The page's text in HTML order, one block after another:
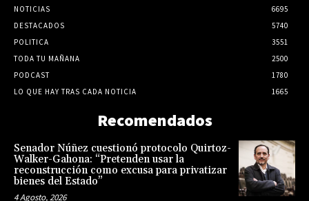
NOTICIAS
6695
DESTACADOS
5740
POLITICA
3551
TODA TU MAÑANA
2500
PODCAST
1780
LO QUE HAY TRAS CADA NOTICIA
1665
Recomendados
Senador Núñez cuestionó protocolo Quirtoz-
Walker-Gahona: “Pretenden usar la
reconstrucción como excusa para privatizar
bienes del Estado”
4 Agosto, 2026